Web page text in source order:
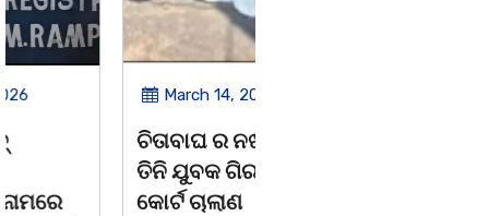
March 14, 2026
ଚିତାବାଘ ର ନଖ ଜବତ
ତିନି ଯୁବକ ଗିରଫ ଓ
କୋର୍ଟ ଚାଲାଣ